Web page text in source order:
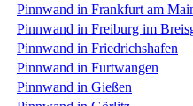
Pinnwand in Frankfurt am
Pinnwand in Freiburg im
Pinnwand in Friedrichshafen
Pinnwand in Furtwangen
Pinnwand in Gießen